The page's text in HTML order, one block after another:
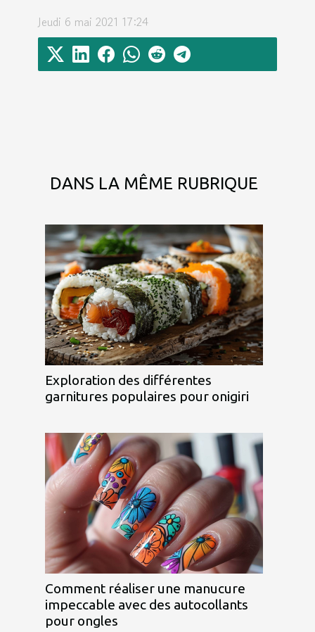
Jeudi 6 mai 2021 17:24
DANS LA MÊME RUBRIQUE
Exploration des différentes
garnitures populaires pour onigiri
Comment réaliser une manucure
impeccable avec des autocollants
pour ongles